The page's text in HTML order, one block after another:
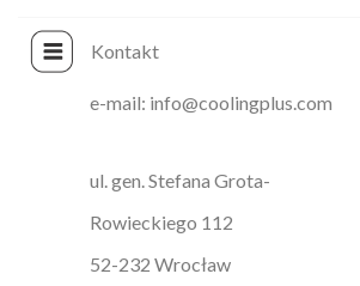
Kontakt
e-mail: info@coolingplus.com
ul. gen. Stefana Grota-
Rowieckiego 112
52-232 Wrocław